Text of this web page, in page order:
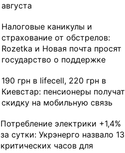
августа
Налоговые каникулы и
страхование от обстрелов:
Rozetka и Новая почта просят
государство о поддержке
190 грн в lifecell, 220 грн в
Киевстар: пенсионеры получат
скидку на мобильную связь
Потребление электрики +1,4%
за сутки: Укрэнерго назвало 13
критических часов для